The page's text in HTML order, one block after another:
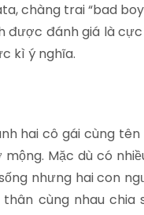
chàng trai “bad
được đánh giá là
kì ý nghĩa.
hai cô gái cùng
Mặc dù có
nhưng hai con
cùng nhau